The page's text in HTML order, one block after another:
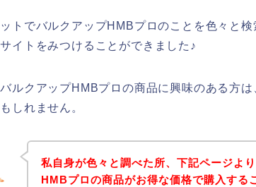
トでバルクアップHMBプロのことを色々と
イトをみつけることができました♪
ルクアップHMBプロの商品に興味のある方
しれません。
私自身が色々と調べた所、下記ページよ
HMBプロの商品がお得な価格で購入する